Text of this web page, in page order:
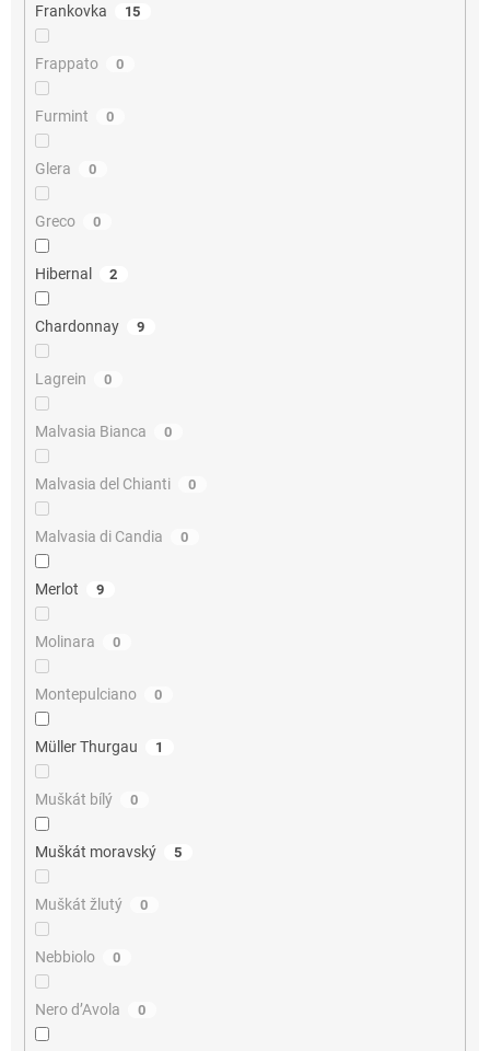
Frankovka 15
Frappato 0
Furmint 0
Glera 0
Greco 0
Hibernal 2
Chardonnay 9
Lagrein 0
Malvasia Bianca 0
Malvasia del Chianti 0
Malvasia di Candia 0
Merlot 9
Molinara 0
Montepulciano 0
Müller Thurgau 1
Muškát bílý 0
Muškát moravský 5
Muškát žlutý 0
Nebbiolo 0
Nero d’Avola 0